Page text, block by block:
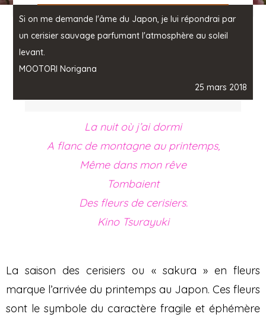
TOKYO…
Si on me demande l'âme du Japon, je lui répondrai par
un cerisier sauvage parfumant l'atmosphère au soleil
levant.
MOOTORI Norigana
25 mars 2018
La nuit où j’ai dormi
A flanc de montagne au printemps,
Même dans mon rêve
Tombaient
Des fleurs de cerisiers.
Kino Tsurayuki
La saison des cerisiers ou « sakura » en fleurs
marque l’arrivée du printemps au Japon. Ces fleurs
sont le symbole du caractère fragile et éphémère